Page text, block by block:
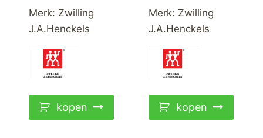
Merk: Zwilling
J.A.Henckels
kopen
Merk: Zwilling
J.A.Henckels
kopen